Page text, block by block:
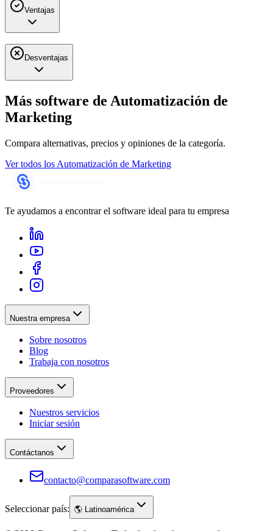
Ventajas
Desventajas
Más software de Automatización de
Marketing
Compara alternativas, precios y opiniones de la categoría.
Ver todos los Automatización de Marketing
Te ayudamos a encontrar el software ideal para tu empresa
Nuestra empresa
Sobre nosotros
Blog
Trabaja con nosotros
Proveedores
Nuestros servicios
Iniciar sesión
Contáctanos
contacto@comparasoftware.com
Seleccionar país: 🌎 Latinoamérica